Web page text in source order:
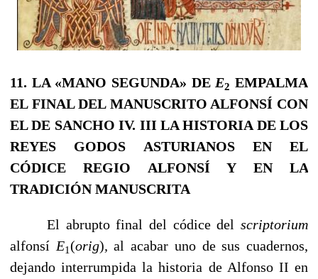
11. LA «MANO SEGUNDA» DE E2 EMPALMA
EL FINAL DEL MANUSCRITO ALFONSÍ CON
EL DE SANCHO IV. III LA HISTORIA DE LOS
REYES GODOS ASTURIANOS
EN EL
CÓDICE REGIO ALFONSÍ Y EN LA
TRADICIÓN MANUSCRITA
El abrupto final del códice del scriptorium
alfonsí E1(orig),al acabar uno de sus cua­dernos,
dejando interrumpida la historia de Alfonso II en